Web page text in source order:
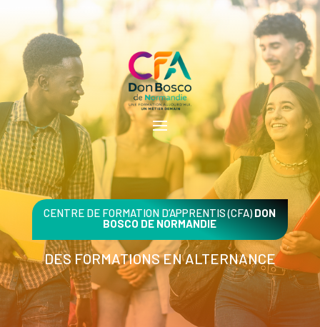
CENTRE DE FORMATION D’APPRENTIS (CFA)DON
BOSCO DE NORMANDIE
DES FORMATIONS EN ALTERNANCE